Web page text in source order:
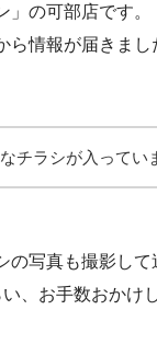
」の可部店です。
ら情報が届きま
なチラシが入ってい
の写真も撮影して
、お手数おかけ